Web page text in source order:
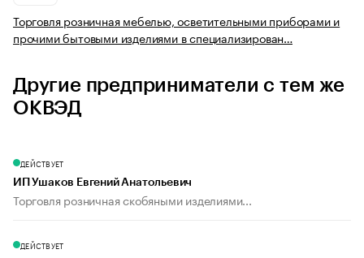
Торговля розничная мебелью, осветительными приборами и
прочими бытовыми изделиями в специализирован…
Другие предприниматели с тем же
ОКВЭД
ДЕЙСТВУЕТ
ИП Ушаков Евгений Анатольевич
Торговля розничная скобяными изделиями...
ДЕЙСТВУЕТ